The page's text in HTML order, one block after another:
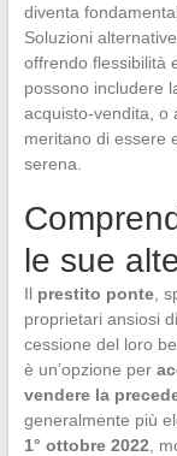
diventa
Soluzioni
offrendo flessibilità
possono includere
acquisto-vendita, o
meritano di essere
serena.
le sue
Il prestito ponte,
proprietari ansiosi
cessione del loro
è un’opzione per
vendere la
generalmente più
1° ottobre 2022 ,